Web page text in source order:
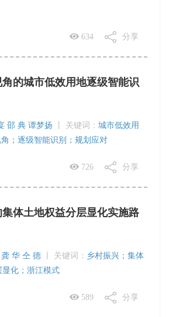
634 分享
的城市低效用地逐级智能识
邵 典 谭梦扬 关键词： 城市低效用
；逐级智能识别；规划应对
726 分享
体土地权益分层显化实施路
华 仝 德 关键词： 乡村振兴；集体
化；浙江模式
589 分享